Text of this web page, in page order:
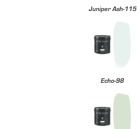
Juniper Ash-115
Echo-98